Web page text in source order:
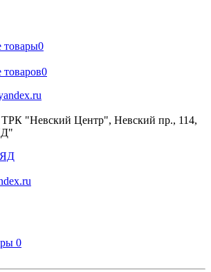
товары0
0
ТРК "Невский Центр", Невский пр., 114,
0